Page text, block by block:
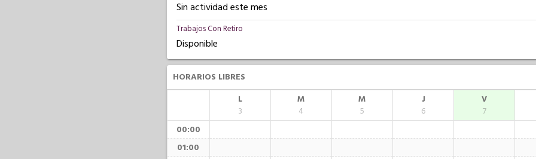
Sin actividad este mes
Trabajos Con Retiro
Disponible
HORARIOS LIBRES
L
3
M
4
M
5
J
6
V
7
00:00
01:00